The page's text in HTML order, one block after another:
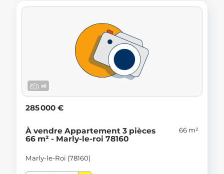
x6
285 000 €
À vendre Appartement 3 pièces
66 m² - Marly-le-roi 78160
66 m²
Marly-le-Roi (78160)